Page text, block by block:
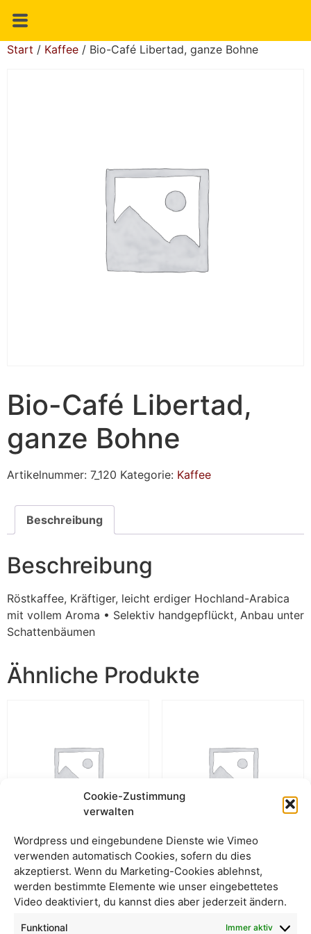
Cookie-Zustimmung
verwalten
Wordpress und eingebundene Dienste wie Vimeo
verwenden automatisch Cookies, sofern du dies
akzeptierst. Wenn du Marketing-Cookies ablehnst,
werden bestimmte Elemente wie unser eingebettetes
Video deaktiviert, du kannst dies aber jederzeit ändern.
Funktional Immer aktiv
Start / Kaffee / Bio-Café Libertad, ganze Bohne
Bio-Café Libertad,
ganze Bohne
Artikelnummer: 7_120 Kategorie: Kaffee
Beschreibung
Beschreibung
Röstkaffee, Kräftiger, leicht erdiger Hochland-Arabica
mit vollem Aroma • Selektiv handgepflückt, Anbau unter
Schattenbäumen
Ähnliche Produkte
Durito Bio-Espresso,
ganze Bohne
Bio-Espresso Las Chonas,
ital. Röstung, ganze
Bohne